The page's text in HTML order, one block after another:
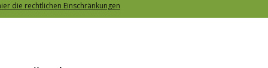
die rechtlichen Einschränkungen